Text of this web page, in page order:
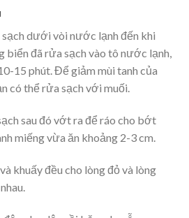
dưới vòi nước lạnh đến khi
biển đã rửa sạch vào tô nước lạnh,
15 phút. Để giảm mùi tanh của
có thể rửa sạch với muối.
sau đó vớt ra để ráo cho bớt
miếng vừa ăn khoảng 2-3 cm.
khuấy đều cho lòng đỏ và lòng